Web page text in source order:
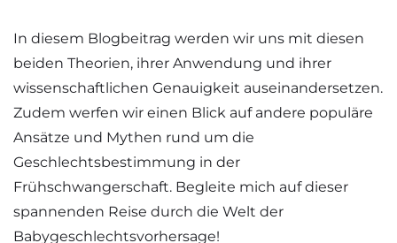
In diesem Blogbeitrag werden wir uns mit diesen
beiden Theorien, ihrer Anwendung und ihrer
wissenschaftlichen Genauigkeit auseinandersetzen.
Zudem werfen wir einen Blick auf andere populäre
Ansätze und Mythen rund um die
Geschlechtsbestimmung in der
Frühschwangerschaft. Begleite mich auf dieser
spannenden Reise durch die Welt der
Babygeschlechtsvorhersage!